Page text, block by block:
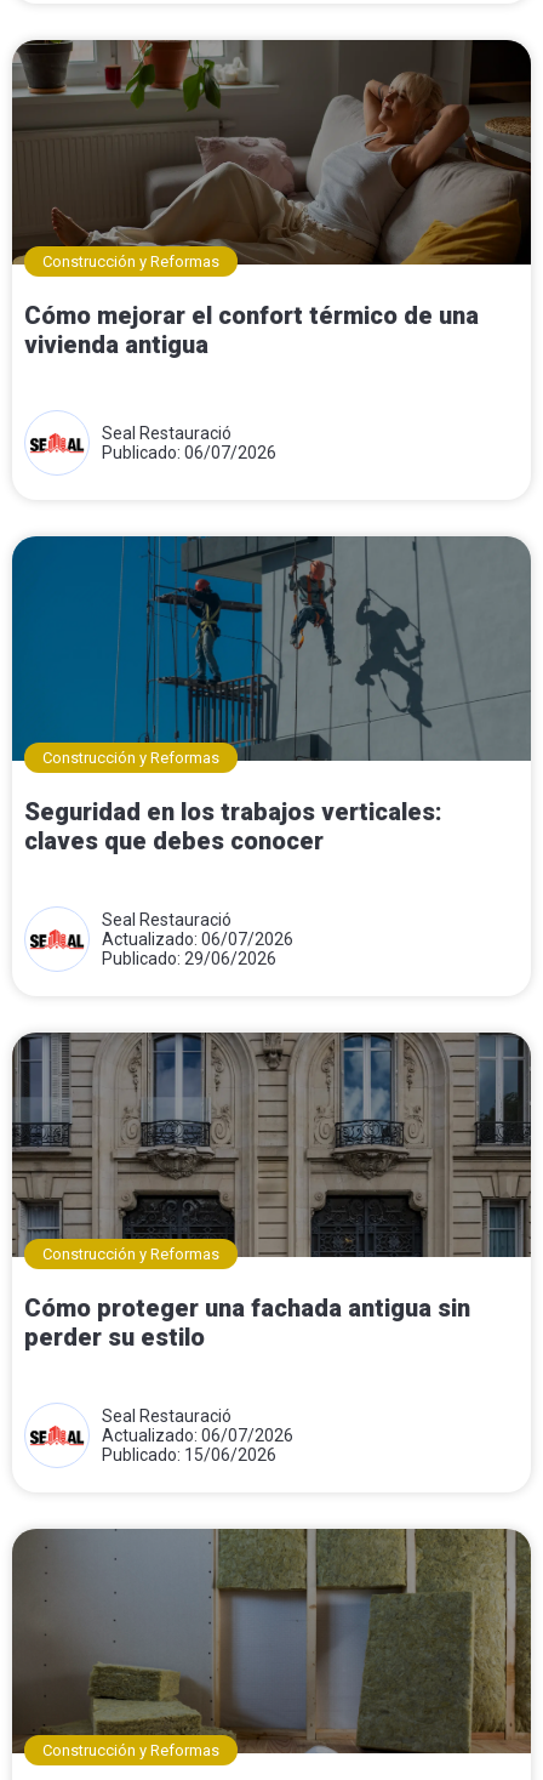
Construcción y Reformas
Cómo mejorar el confort térmico de una
vivienda antigua
Seal Restauració
Publicado: 06/07/2026
Construcción y Reformas
Seguridad en los trabajos verticales:
claves que debes conocer
Seal Restauració
Actualizado: 06/07/2026
Publicado: 29/06/2026
Construcción y Reformas
Cómo proteger una fachada antigua sin
perder su estilo
Seal Restauració
Actualizado: 06/07/2026
Publicado: 15/06/2026
Construcción y Reformas